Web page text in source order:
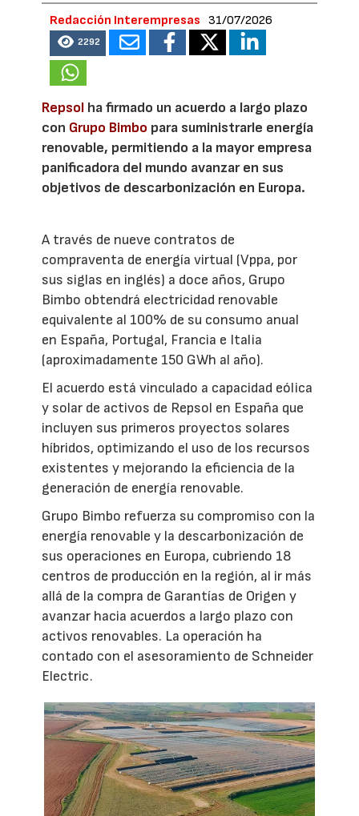
Redacción Interempresas 31/07/2026
2292
Repsol ha firmado un acuerdo a largo plazo
con Grupo Bimbo para suministrarle energía
renovable, permitiendo a la mayor empresa
panificadora del mundo avanzar en sus
objetivos de descarbonización en Europa.
A través de nueve contratos de
compraventa de energía virtual (Vppa, por
sus siglas en inglés) a doce años, Grupo
Bimbo obtendrá electricidad renovable
equivalente al 100% de su consumo anual
en España, Portugal, Francia e Italia
(aproximadamente 150 GWh al año).
El acuerdo está vinculado a capacidad eólica
y solar de activos de Repsol en España que
incluyen sus primeros proyectos solares
híbridos, optimizando el uso de los recursos
existentes y mejorando la eficiencia de la
generación de energía renovable.
Grupo Bimbo refuerza su compromiso con la
energía renovable y la descarbonización de
sus operaciones en Europa, cubriendo 18
centros de producción en la región, al ir más
allá de la compra de Garantías de Origen y
avanzar hacia acuerdos a largo plazo con
activos renovables. La operación ha
contado con el asesoramiento de Schneider
Electric.